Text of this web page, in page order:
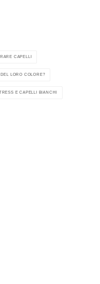
CAPELLI
LORO COLORE?
E CAPELLI BIANCHI